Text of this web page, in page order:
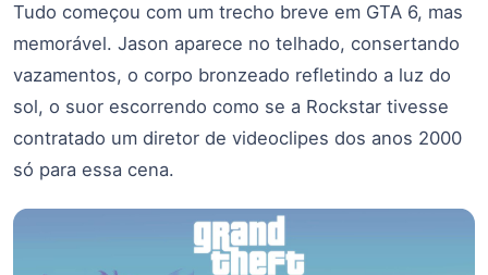
Tudo começou com um trecho breve em GTA 6, mas
memorável. Jason aparece no telhado, consertando
vazamentos, o corpo bronzeado refletindo a luz do
sol, o suor escorrendo como se a Rockstar tivesse
contratado um diretor de videoclipes dos anos 2000
só para essa cena.